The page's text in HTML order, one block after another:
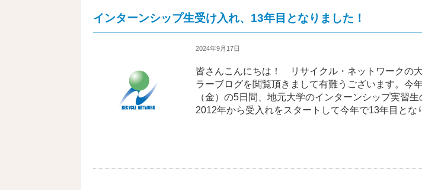
インターンシップ生受け入れ、13年目となりました！
2024年9月17日
皆さんこんにちは！ リサイクル・ネットワークの
ラーブログを閲覧頂きまして有難うございます。今
（金）の5日間、地元大学のインターンシップ実習生
2012年から受入れをスタートして今年で13年目と